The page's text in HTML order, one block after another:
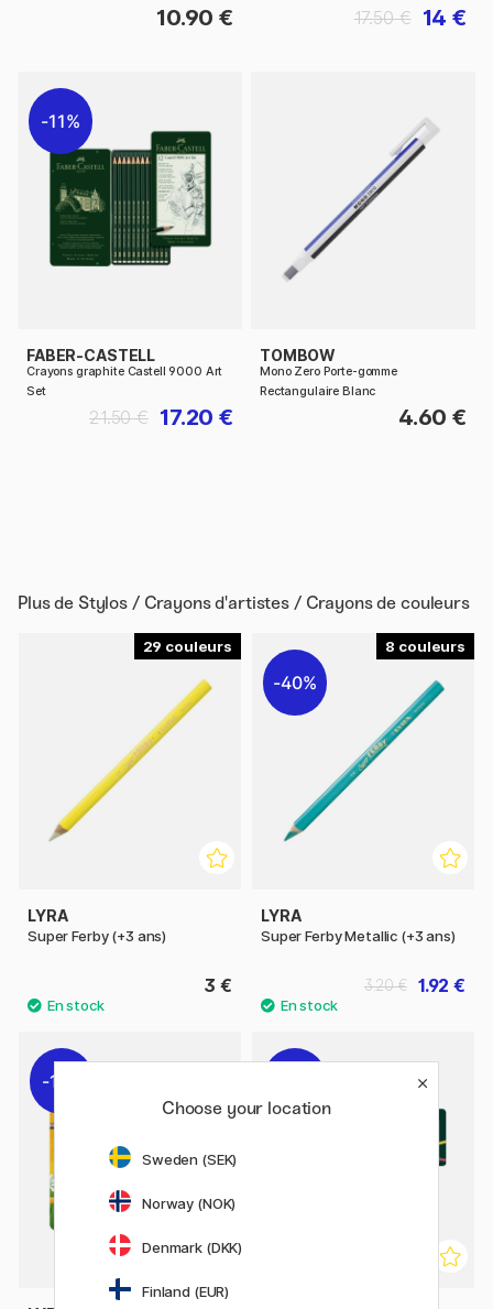
10.90 € 14 €
17.50 €
11%
FABER-CASTELL
Crayons graphite Castell 9000 Art
Set
17.20 €
21.50 €
TOMBOW
Mono Zero Porte-gomme
Rectangulaire Blanc
4.60 €
Plus de Stylos / Crayons d'artistes / Crayons de couleurs
29
LYRA
Super Ferby (+3 ans)
3 €
8
40%
LYRA
Super Ferby Metallic (+3 ans)
1.92 €
3.20 €
11%
Choose your location
Sweden (SEK)
Norway (NOK)
Denmark (DKK)
Finland (EUR)